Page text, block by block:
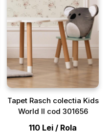
Tapet Rasch colectia Kids
World II cod 301656
110 Lei / Rola